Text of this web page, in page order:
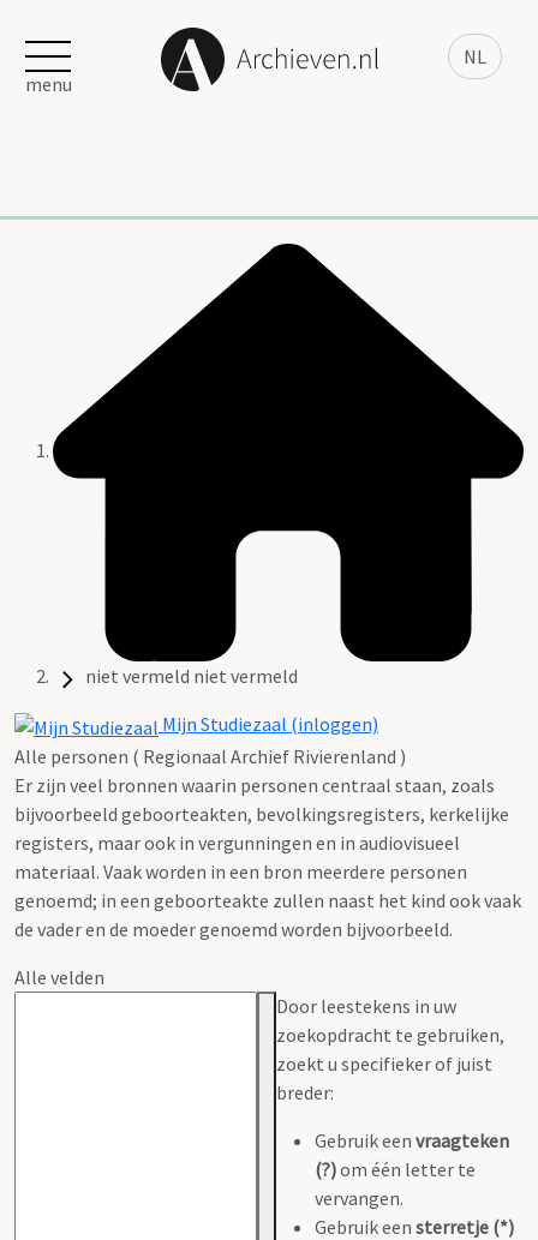
NL
menu
niet vermeld niet vermeld
Mijn Studiezaal (inloggen)
Alle personen ( Regionaal Archief Rivierenland )
Er zijn veel bronnen waarin personen centraal staan, zoals
bijvoorbeeld geboorteakten, bevolkingsregisters, kerkelijke
registers, maar ook in vergunningen en in audiovisueel
materiaal. Vaak worden in een bron meerdere personen
genoemd; in een geboorteakte zullen naast het kind ook vaak
de vader en de moeder genoemd worden bijvoorbeeld.
Alle velden
Door leestekens in uw
zoekopdracht te gebruiken,
zoekt u specifieker of juist
breder:
Gebruik een vraagteken
(?)om één letter te
vervangen.
Gebruik een sterretje (*)